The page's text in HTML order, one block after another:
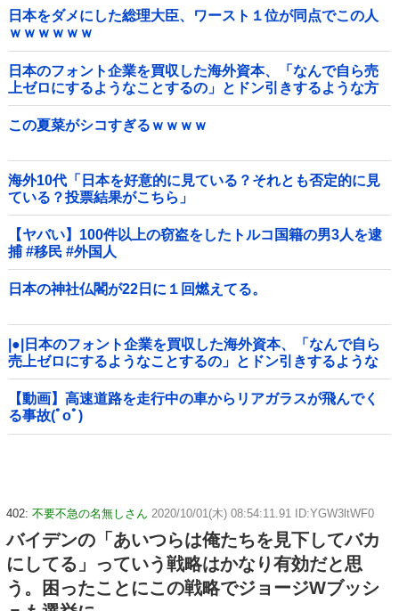
日本をダメにした総理大臣、ワースト１位が同点でこの人
ｗｗｗｗｗｗ
日本のフォント企業を買収した海外資本、「なんで自ら売
上ゼロにするようなことするの」とドン引きするような方
針転換を……他
この夏菜がシコすぎるｗｗｗｗ
海外10代「日本を好意的に見ている？それとも否定的に見
ている？投票結果がこちら」
【ヤバい】100件以上の窃盗をしたトルコ国籍の男3人を逮
捕 #移民 #外国人
日本の神社仏閣が22日に１回燃えてる。
|●|日本のフォント企業を買収した海外資本、「なんで自ら
売上ゼロにするようなことするの」とドン引きするような
方針転換を……
【動画】高速道路を走行中の車からリアガラスが飛んでく
る事故(ﾟoﾟ)
402: 不要不急の名無しさん 2020/10/01(木) 08:54:11.91 ID:YGW3ltWF0
バイデンの「あいつらは俺たちを見下してバカ
にしてる」っていう戦略はかなり有効だと思
う。困ったことにこの戦略でジョージWブッシ